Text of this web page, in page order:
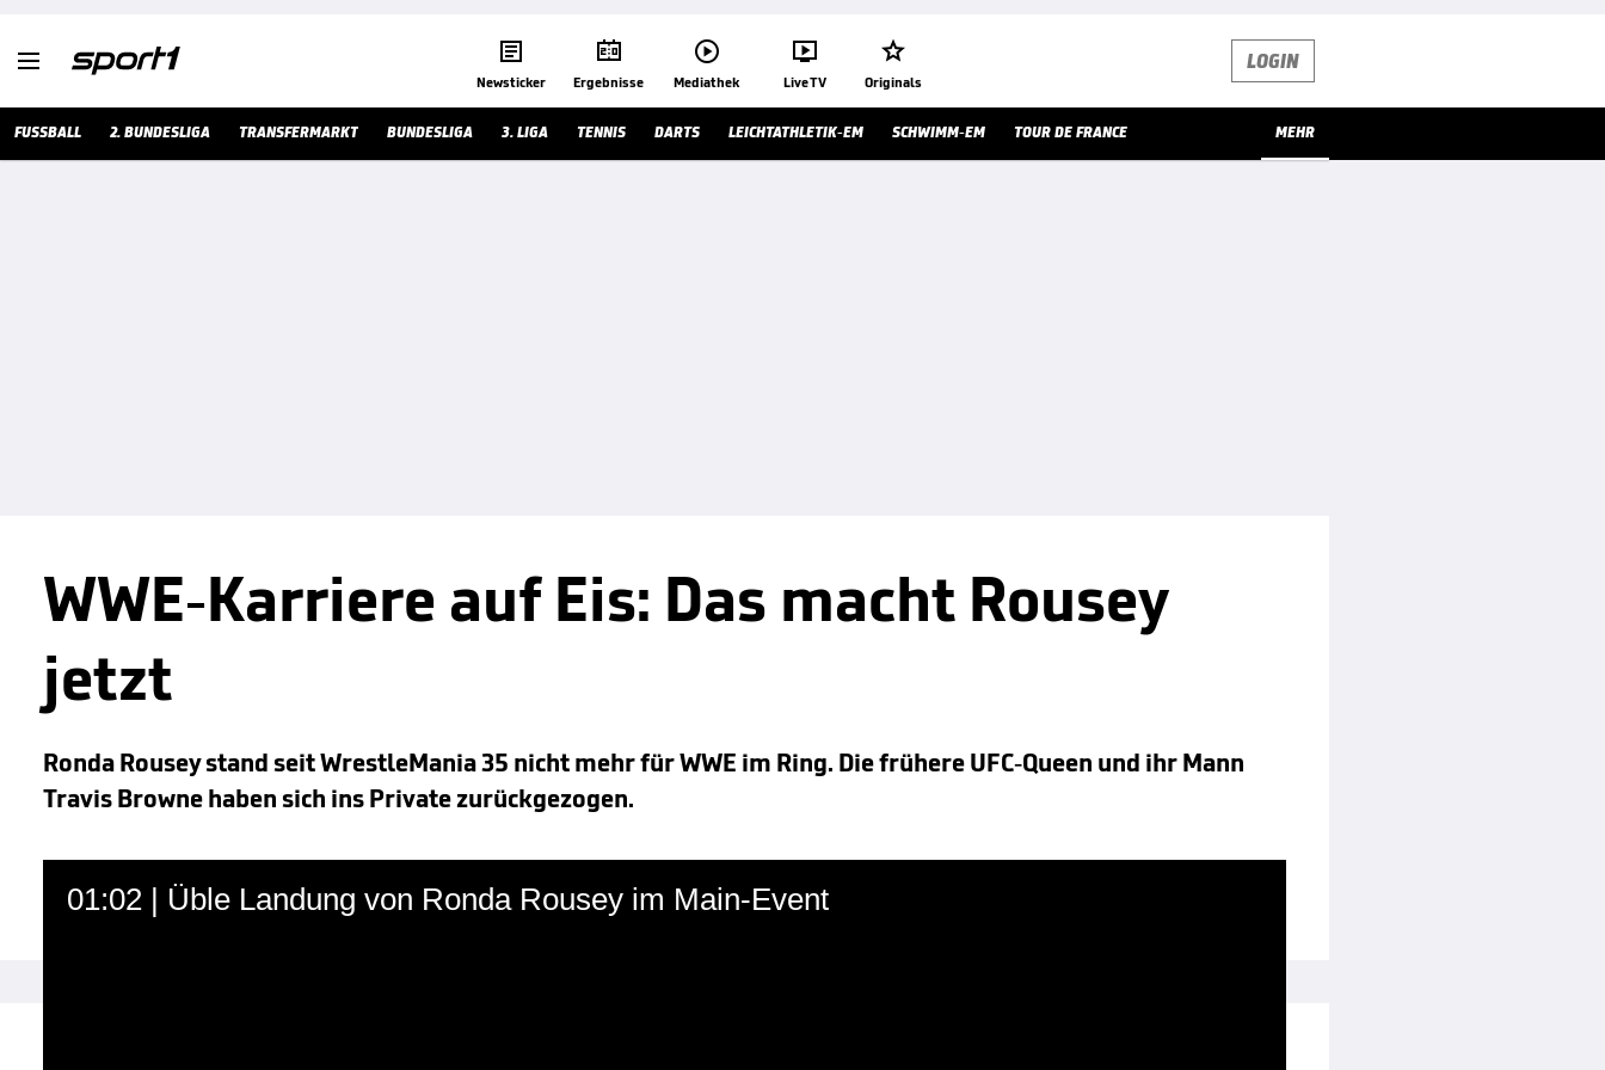
 
Newsticker

Ergebnisse

Mediathek

Live TV

Originals
LOGIN
FUSSBALL 2. BUNDESLIGA TRANSFERMARKT BUNDESLIGA 3. LIGA TENNIS DARTS LEICHTATHLETIK-EM SCHWIMM-EM TOUR DE FRANCE MEHR
WWE-Karriere auf Eis: Das macht Rousey
jetzt
Ronda Rousey stand seit WrestleMania 35 nicht mehr für WWE im Ring. Die frühere UFC-Queen und ihr Mann
Travis Browne haben sich ins Private zurückgezogen.
01:02 | Üble Landung von Ronda Rousey im Main-Event